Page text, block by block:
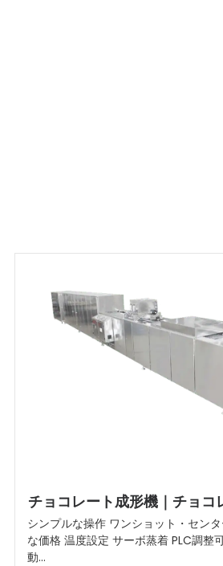
チョコレート成形機｜チョコ
シンプルな操作 ワンショット・セン
な価格 温度設定 サーボ蒸着 PLC調整
動...